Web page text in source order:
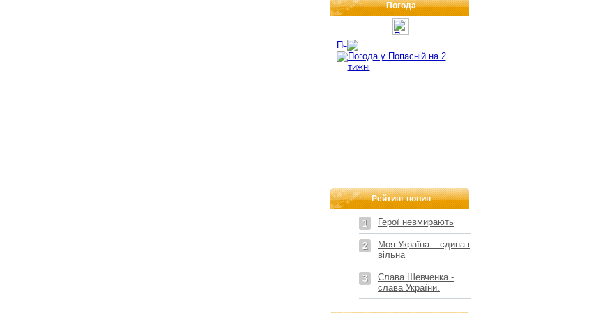
Погода
Рейтинг новин
1 Герої невмирають
2
Моя Україна – єдина і
вільна
3
Слава Шевченка -
слава України.